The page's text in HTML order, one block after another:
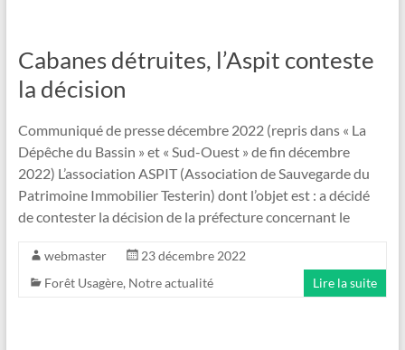
Cabanes détruites, l’Aspit conteste
la décision
Communiqué de presse décembre 2022 (repris dans « La
Dépêche du Bassin » et « Sud-Ouest » de fin décembre
2022) L’association ASPIT (Association de Sauvegarde du
Patrimoine Immobilier Testerin) dont l’objet est : a décidé
de contester la décision de la préfecture concernant le
webmaster
23 décembre 2022
Forêt Usagère, Notre actualité Lire la suite